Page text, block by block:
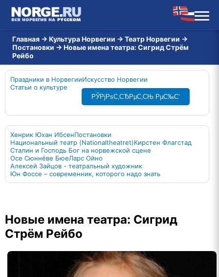
Главная → Культура Норвегии → Театр Норвегии →
Постановки → Новые имена театра: Сигрид Стрём
Рейбо
Праздники в НорвегииИскусство Норвегии
Статьи о культуре
РЎРјРѕС‚СЂРµС‚СЊ РµС‰С‘
Хенрик Юхан ИбсенПостановки
Национальный театр (Nationaltheatret)Кирстен Флагстад
Сталин и Господь Бог на норвежской сцене
Осе Сюннёве БюеЛарс Ойно
Алексей Зайцов - театральный художник
Юн Фоссе – современник, которого надо знать
Новые имена театра: Сигрид
Стрём Рейбо